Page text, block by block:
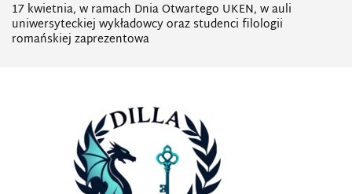
17 kwietnia, w ramach Dnia Otwartego UKEN, w auli
uniwersyteckiej wykładowcy oraz studenci filologii
romańskiej zaprezentowa